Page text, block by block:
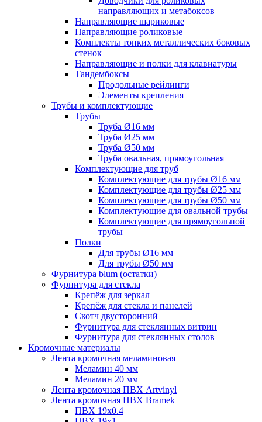
направляющих и метабоксов
Направляющие шариковые
Направляющие роликовые
Комплекты тонких металлических боковых
стенок
Направляющие и полки для клавиатуры
Тандембоксы
Продольные рейлинги
Элементы крепления
Трубы и комплектующие
Трубы
Труба Ø16 мм
Труба Ø25 мм
Труба Ø50 мм
Труба овальная, прямоугольная
Комплектующие для труб
Комплектующие для трубы Ø16 мм
Комплектующие для трубы Ø25 мм
Комплектующие для трубы Ø50 мм
Комплектующие для овальной трубы
Комплектующие для прямоугольной
трубы
Полки
Для трубы Ø16 мм
Для трубы Ø50 мм
Фурнитура blum (остатки)
Фурнитура для стекла
Крепёж для зеркал
Крепёж для стекла и панелей
Скотч двусторонний
Фурнитура для стеклянных витрин
Фурнитура для стеклянных столов
Кромочные материалы
Лента кромочная меламиновая
Меламин 40 мм
Меламин 20 мм
Лента кромочная ПВХ Artvinyl
Лента кромочная ПВХ Bramek
ПВХ 19x0.4